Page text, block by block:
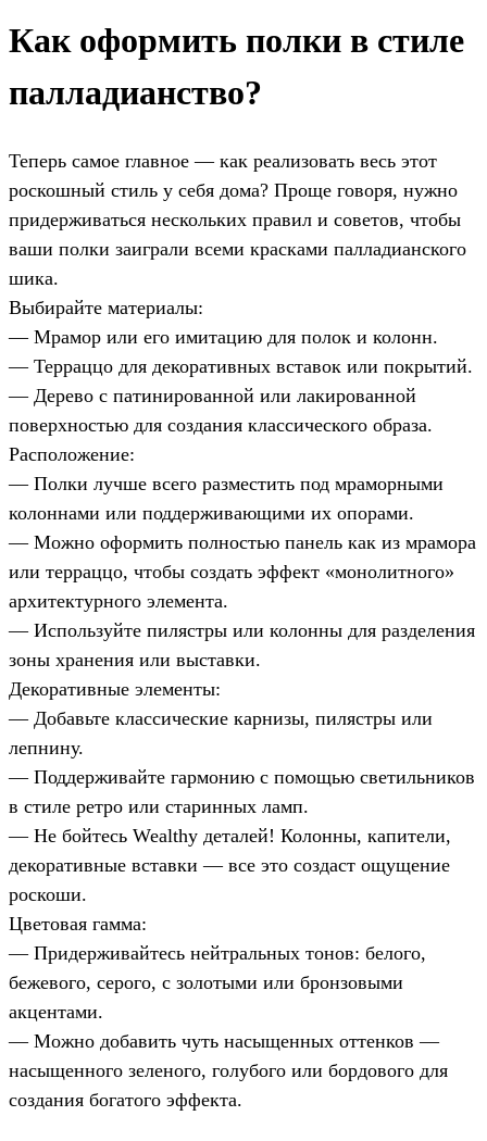
Как оформить полки в стиле
палладианство?
Теперь самое главное — как реализовать весь этот
роскошный стиль у себя дома? Проще говоря, нужно
придерживаться нескольких правил и советов, чтобы
ваши полки заиграли всеми красками палладианского
шика.
Выбирайте материалы:
— Мрамор или его имитацию для полок и колонн.
— Терраццо для декоративных вставок или покрытий.
— Дерево с патинированной или лакированной
поверхностью для создания классического образа.
Расположение:
— Полки лучше всего разместить под мраморными
колоннами или поддерживающими их опорами.
— Можно оформить полностью панель как из мрамора
или терраццо, чтобы создать эффект «монолитного»
архитектурного элемента.
— Используйте пилястры или колонны для разделения
зоны хранения или выставки.
Декоративные элементы:
— Добавьте классические карнизы, пилястры или
лепнину.
— Поддерживайте гармонию с помощью светильников
в стиле ретро или старинных ламп.
— Не бойтесь Wealthy деталей! Колонны, капители,
декоративные вставки — все это создаст ощущение
роскоши.
Цветовая гамма:
— Придерживайтесь нейтральных тонов: белого,
бежевого, серого, с золотыми или бронзовыми
акцентами.
— Можно добавить чуть насыщенных оттенков —
насыщенного зеленого, голубого или бордового для
создания богатого эффекта.